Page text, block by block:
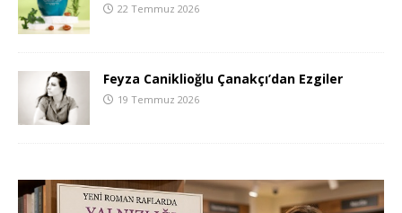
22 Temmuz 2026
Feyza Caniklioğlu Çanakçı’dan Ezgiler
19 Temmuz 2026